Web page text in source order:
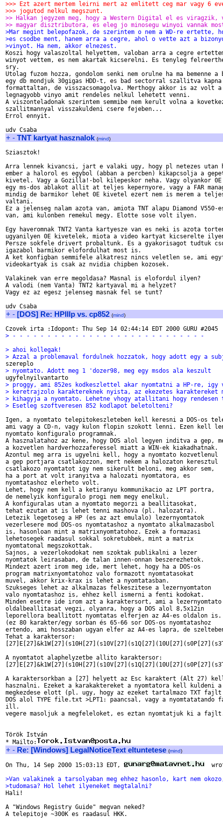
>>> Ezt azert mertem leirni mert az emlitett ceg mar vagy 6
>>> jogutod nelkul megszunt.
>> Halkan jegyzem meg, hogy a Western Digital el es viragzik,
>> magyar disztributora, es eleg jo minosegu winyoi vannak
>Mar megint belepofazok, de szerintem o nem a WD-re ertette,
>es csodbe ment, hanem arra a cegre, ahol o vette azt a
>vinyot. Ha nem, akkor elnezest.
Koszi hogy valaszoltal helyettem, valoban arra a cegre
winyot vettem, es nem akartak kicserelni. Es tenyleg
sry.
Utolag fuzom hozza, gondolom senki nem orulne ha ma bemenne
egy db mondjuk 30gigas HDD-t, es bad sectorral szallitva kapna
formattaltan, de visszacsomagolva. Merthogy akkor is az volt a
legnagyobb vinyo amit rendeles nelkul lehetett venni.
A viszonteladonak szerintem semmibe nem kerult volna a
szallitmannyal visszakuldeni csere fejeben...
Errol ennyit.
+ - TNT kartyat hasznalok (mind)
Sziasztok!
Arra lennek kivancsi, jart e valaki ugy, hogy pl netezes utan
ember a halorol es egybol (abban a percben) kikapcsolja a
kivetel. Vagy a Gozilla!-bol kilepeskor neha. Vagy olyankor
egy ms-dos ablakot allit at teljes kepernyore, vagy a FAR
mindig de barmikor lehet 0E kivetel ezert nem is merem a
valtani.
Ez a jelenseg nalam azota van, amiota TNT alapu Diamond V550-
van, ami kulonben remekul megy. Elotte sose volt ilyen.
Egy haveromnak TNT2 Vanta kartyesze van es neki is azota
ugyanilyen 0E kivetelek, miota a video kartyat kicserelte
Persze sokfele drivert probaltunk. Es a gyakorisagot tudtuk
igazabol barmikor elofordulhat most is.
A ket konfigban semmifele alkatresz nincs veletlen se, ami
videokartyak is csak az nvidia chipben kozosek.
Valakinek van erre megoldasa? Masnal is elofordul ilyen?
A valodi (nem Vanta) TNT2 kartyaval mi a helyzet?
Vagy ez az egesz jelenseg masnak fel se tunt?
+ - [DOS] Re: HPIIIp vs. cp852 (mind)
> - - - - - - - - - - - - - - - - - - - - - - - - - - - -
> ahoi kollegak!
> Azzal a problemaval fordulnek hozzatok, hogy adott egy a
> nyomtato. Adott meg 1 'dozer98, meg egy msdos ala keszult
> proggy, ami 852es kodkeszlettel akar nyomtatni a HP-re, igy
> keretrajzolo karaktereknek nyista, az ekezetes karaktereket
> kihagyja a nyomtato. Lehetne vhogy atallitani hogy rendesen
> Esetleg szoftveresen 852 kodlapot beletolteni?
Igen, a nyomtato telepitokeszleteben kell keresni a DOS-os
ami vagy a CD-n, vagy kulon flopin szokott lenni. Ezen kell
nyomtato konfiguralo programnak.
A hasznalatahoz az kene, hogy DOS alol legyen inditva a gep,
a kozvetlen hardverhozzaferessel miatt a WIN-ek kiakadhatnak.
Azontul meg arra is ugyelni kell, hogy a nyomtato kozvetlenul
a gep portjara csatlakozzon, mert nekem a halozaton keresztul
csatlakozo nyomtatot igy nem sikerult beloni, meg akkor sem,
ha a port at volt iranyitva a halozati nyomtatora, es
nyomtatashoz elerheto volt.
Lehet, hogy nem kell a ketiranyu kommunikacio az LPT portra,
de nemelyik konfiguralo progi nem megy enelkul.
A konfiguralas utan a nyomtato megorzi a beallitasokat,
tehat ezutan at is lehet tenni mashova (pl. halozatra).
Letezik legetoseg a HP (es az azt emulalo) lezernyomtatok
vezerlesere mod DOS-os nyomtatashoz a nyomtato alkalmazasbol
is, hasonloan mint a matrixnyomtatohoz. Ezek a formazasi
lehetosegek raadasul sokkal sokretubbek, mint a matrix
nyomtatonal megszokottak.
Sajnos, a vezerlokodokat nem szoktak publikalni a lezer
nyomtatok leirasaban, de talan innen-onnan beszerezhetok.
Mindezt azert irom meg ide, mert lehet, hogy ha a DOS-os
program matrixnyomtatohoz valo formazott nyomtatasokat
muvel, akkor krix-krax is lehet a nyomtatasban.
Szukseges lehet az alkalmazas felkeszitese a lezernyomtaton
valo nyomtatashoz is, ehhez kell ismerni a fenti kodokat.
Minden esetre ide irom azt a karaktersort, ami a lezernyomtato
oldalbeallitasat vegzi, olyanra, hogy a DOS alol 8,5x12in
leporellora beallitott nyomtatas elferjen az A4-es oldalon is.
(ez 80 karakter/egy sorban és 65-66 sor DOS-os nyomtatashoz
ertendo, ami hosszaban ugyan elfer az A4-es lapra, de
Tehat a karaktersor:
A nyomtatot alaphelyzetbe allito karaktersor:
A karaktersorkban a [27] helyett az Esc karaktert (Alt 27)
hasznalni. Ezeket a karakaktereket a nyomtatora kell kuldeni a
megkezdese elott (pl. ugy, hogy az ezeket tartalmazo TXT
DOS alol TYPE file.txt >LPT1: paancsal, vagy a
ill.
vegere masoljuk a megfeleloket, es eztan nyomtatjuk ki a
Török István
* Mailto:
+ - Re: [Windows] LegalNoticeText eltuntetese (mind)
On Thu, 14 Sep 2000 15:03:13 EDT,
>Van valakinek a tarsolyaban meg ehhez hasonlo, kart nem
>tudomasa? Hol lehet ilyeneket megtalalni?
Hali!
A "Windows Registry Guide" megvan neked?
A telepitoje ~300K es raadasul HKK.